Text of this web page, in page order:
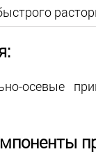
осевые